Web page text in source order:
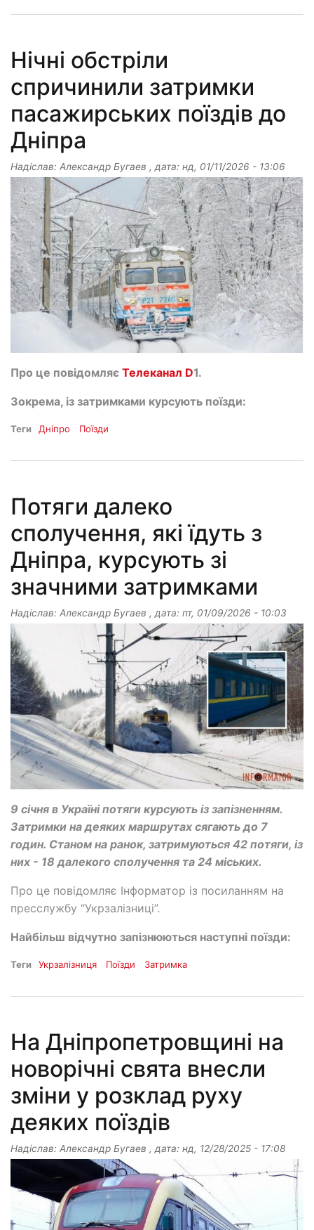
Нічні обстріли
спричинили затримки
пасажирських поїздів до
Дніпра
Надіслав: Александр Бугаев , дата: нд, 01/11/2026 - 13:06
Про це повідомляє Телеканал D1.
Зокрема, із затримками курсують поїзди:
Теги Дніпро Поїзди
Потяги далеко
сполучення, які їдуть з
Дніпра, курсують зі
значними затримками
Надіслав: Александр Бугаев , дата: пт, 01/09/2026 - 10:03
9 січня в Україні потяги курсують із запізненням.
Затримки на деяких маршрутах сягають до 7
годин. Станом на ранок, затримуються 42 потяги, із
них - 18 далекого сполучення та 24 міських.
Про це повідомляє Інформатор із посиланням на
пресслужбу “Укрзалізниці”.
Найбільш відчутно запізнюються наступні поїзди:
Теги Укрзалізниця Поїзди Затримка
На Дніпропетровщині на
новорічні свята внесли
зміни у розклад руху
деяких поїздів
Надіслав: Александр Бугаев , дата: нд, 12/28/2025 - 17:08